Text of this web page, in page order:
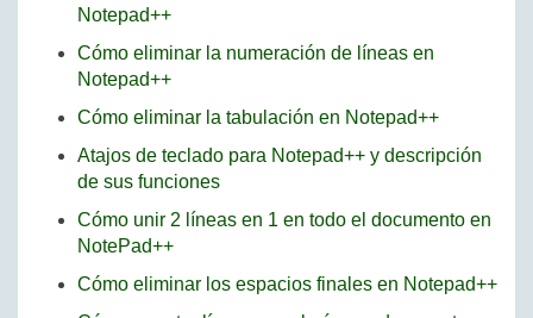
Notepad++
Cómo eliminar la numeración de líneas en
Notepad++
Cómo eliminar la tabulación en Notepad++
Atajos de teclado para Notepad++ y descripción
de sus funciones
Cómo unir 2 líneas en 1 en todo el documento en
NotePad++
Cómo eliminar los espacios finales en Notepad++